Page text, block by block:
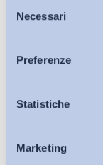
delNecessari
Preferenze
Statistiche
Marketing
Bollettini ADAPT
Articoli
Osservatori
Eventi
sulla pagina della
Iscriviti